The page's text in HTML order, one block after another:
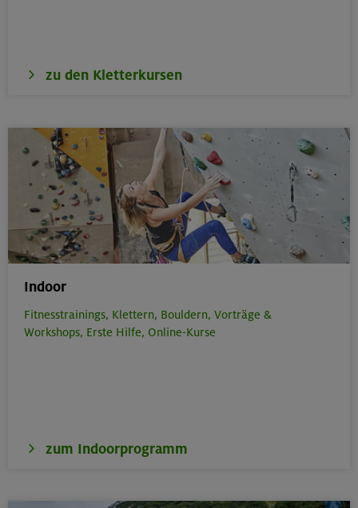
zu den Kletterkursen
Indoor
Fitnesstrainings, Klettern, Bouldern, Vorträge &
Workshops, Erste Hilfe, Online-Kurse
zum Indoorprogramm